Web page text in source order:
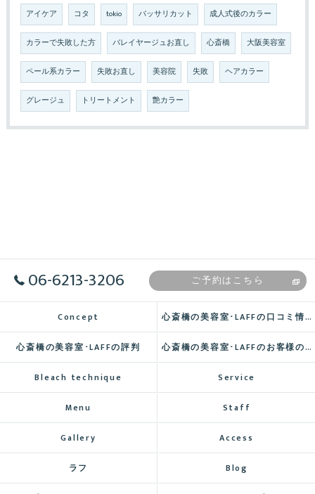
アイケア コタ tokio バッサリカット 成人式後のカラー
カラーで失敗した方 バレイヤージュお直し 心斎橋 大阪美容室
ペール系カラー 失敗お直し 美容院 失敗 ヘアカラー
グレージュ トリートメント 艶カラー
06-6213-3206 ご予約はこちら
Concept 心斎橋の美容室･LAFFの口コミ情報
心斎橋の美容室･LAFFの評判 心斎橋の美容室･LAFFのお客様の声
Bleach technique Service
Menu Staff
Gallery Access
ラフ Blog